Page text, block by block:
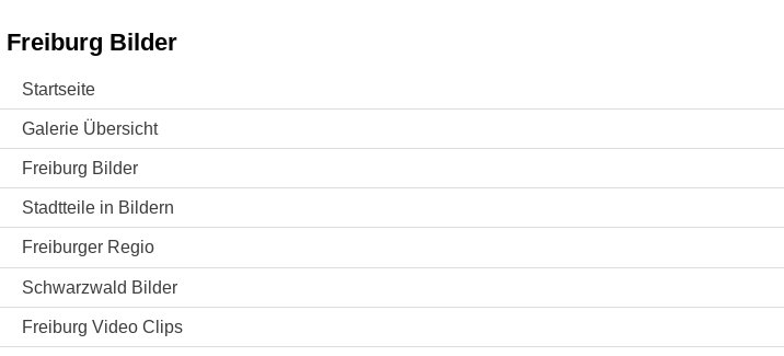
Freiburg Bilder
Startseite
Galerie Übersicht
Freiburg Bilder
Stadtteile in Bildern
Freiburger Regio
Schwarzwald Bilder
Freiburg Video Clips